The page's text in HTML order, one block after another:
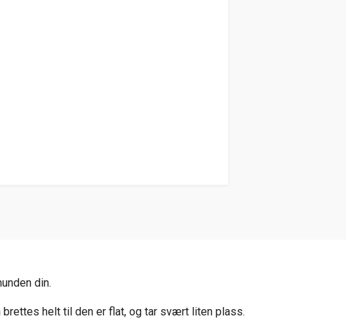
din.
brettes helt til den er flat, og tar svært liten plass.